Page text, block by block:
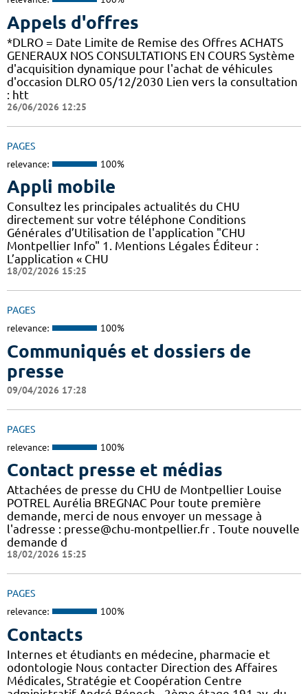
Appels d'offres
*DLRO = Date Limite de Remise des Offres ACHATS
GENERAUX NOS CONSULTATIONS EN COURS Système
d'acquisition dynamique pour l'achat de véhicules
d'occasion DLRO 05/12/2030 Lien vers la consultation
: htt
26/06/2026 12:25
PAGES
relevance: 100%
Appli mobile
Consultez les principales actualités du CHU
directement sur votre téléphone Conditions
Générales d’Utilisation de l'application "CHU
Montpellier Info" 1. Mentions Légales Éditeur :
L’application « CHU
18/02/2026 15:25
PAGES
relevance: 100%
Communiqués et dossiers de
presse
09/04/2026 17:28
PAGES
relevance: 100%
Contact presse et médias
Attachées de presse du CHU de Montpellier Louise
POTREL Aurélia BREGNAC Pour toute première
demande, merci de nous envoyer un message à
l'adresse : presse@chu-montpellier.fr . Toute nouvelle
demande d
18/02/2026 15:25
PAGES
relevance: 100%
Contacts
Internes et étudiants en médecine, pharmacie et
odontologie Nous contacter Direction des Affaires
Médicales, Stratégie et Coopération Centre